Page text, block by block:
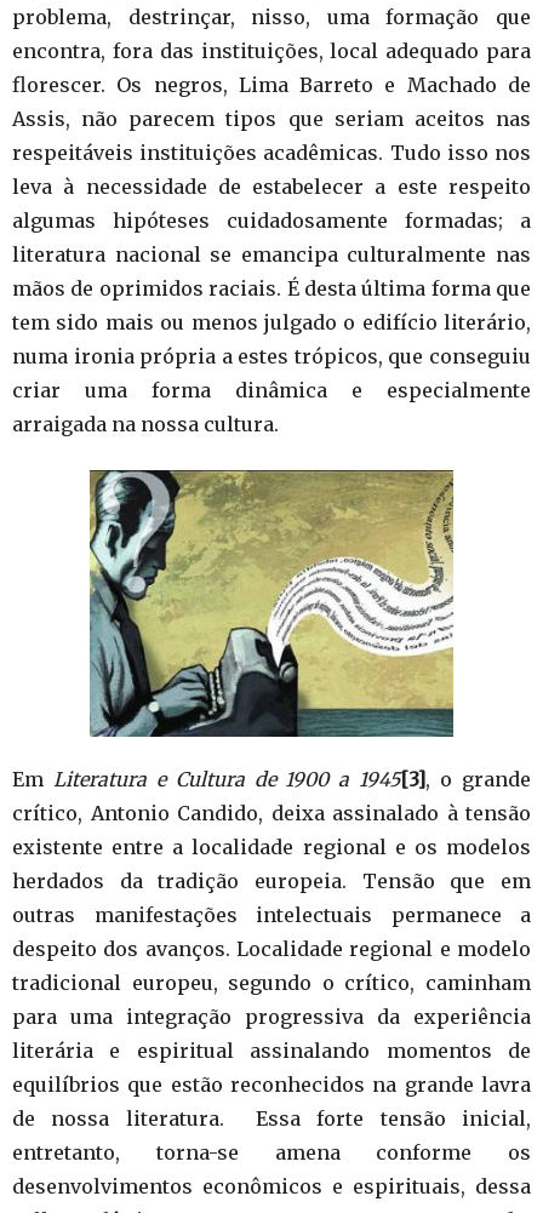
problema, destrinçar, nisso, uma formação que
encontra, fora das instituições, local adequado para
florescer. Os negros, Lima Barreto e Machado de
Assis, não parecem tipos que seriam aceitos nas
respeitáveis instituições acadêmicas. Tudo isso nos
leva à necessidade de estabelecer a este respeito
algumas hipóteses cuidadosamente formadas; a
literatura nacional se emancipa culturalmente nas
mãos de oprimidos raciais. É desta última forma que
tem sido mais ou menos julgado o edifício literário,
numa ironia própria a estes trópicos, que conseguiu
criar uma forma dinâmica e especialmente
arraigada na nossa cultura.
Em Literatura e Cultura de 1900 a 1945[3], o grande
crítico, Antonio Candido, deixa assinalado à tensão
existente entre a localidade regional e os modelos
herdados da tradição europeia. Tensão que em
outras manifestações intelectuais permanece a
despeito dos avanços. Localidade regional e modelo
tradicional europeu, segundo o crítico, caminham
para uma integração progressiva da experiência
literária e espiritual assinalando momentos de
equilíbrios que estão reconhecidos na grande lavra
de nossa literatura. Essa forte tensão inicial,
entretanto, torna-se amena conforme os
desenvolvimentos econômicos e espirituais, dessa